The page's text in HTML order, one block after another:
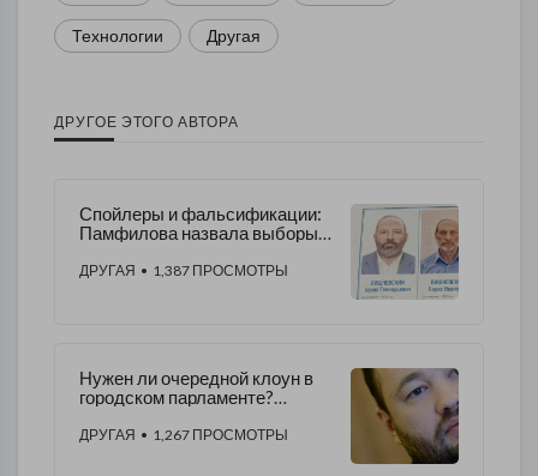
Технологии Другая
ДРУГОЕ ЭТОГО АВТОРА
Спойлеры и фальсификации:
Памфилова назвала выборы в
ДРУГАЯ • 1,387 ПРОСМОТРЫ
Нужен ли очередной клоун в
городском парламенте?
ДРУГАЯ • 1,267 ПРОСМОТРЫ